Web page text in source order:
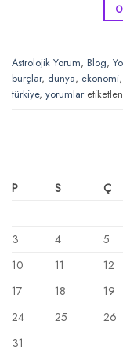
Astrolojik Yorum, Blog,
burçlar, dünya, ekonomi,
türkiye, yorumlar
P S Ç
3
4 5
10
11 12
17
18 19
24
25 26
31